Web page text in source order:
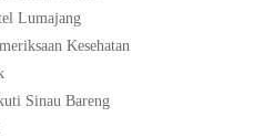
Lumajang
Kesehatan
Sinau Bareng